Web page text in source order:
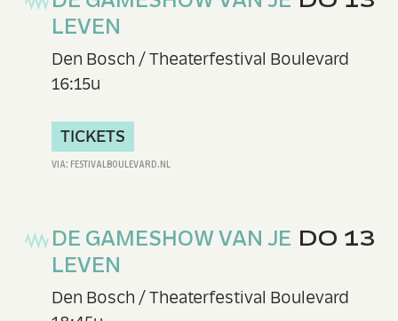
LEVEN
Den Bosch / Theaterfestival Boulevard
16:15u
TICKETS
DO 13
DE GAMESHOW VAN JE
LEVEN
Den Bosch / Theaterfestival Boulevard